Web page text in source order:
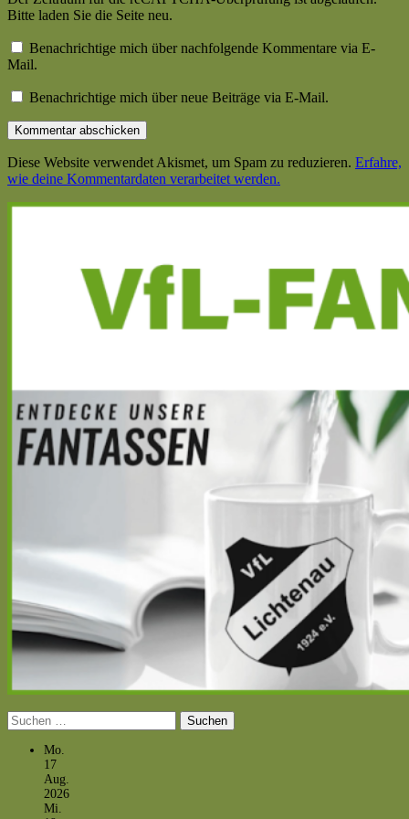
Bitte laden Sie die Seite neu.
Benachrichtige mich über nachfolgende Kommentare via E-
Mail.
Benachrichtige mich über neue Beiträge via E-Mail.
Diese Website verwendet Akismet, um Spam zu reduzieren. Erfahre,
wie deine Kommentardaten verarbeitet werden.
Haupt-
Suchen
nach:
Mo.
17
Aug.
2026
Mi.